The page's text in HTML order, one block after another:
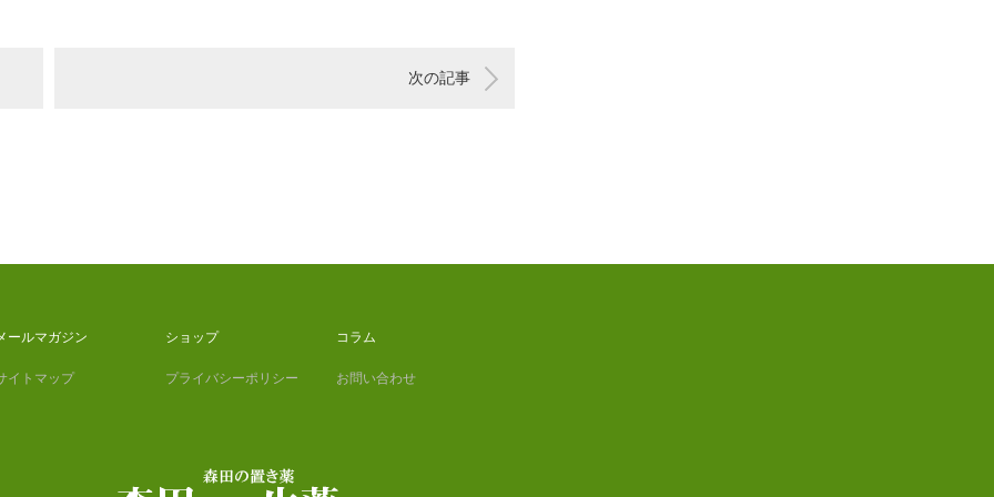
次の記事
ールマガジン
イトマップ
ショップ
プライバシーポリシー
コラム
お問い合わせ